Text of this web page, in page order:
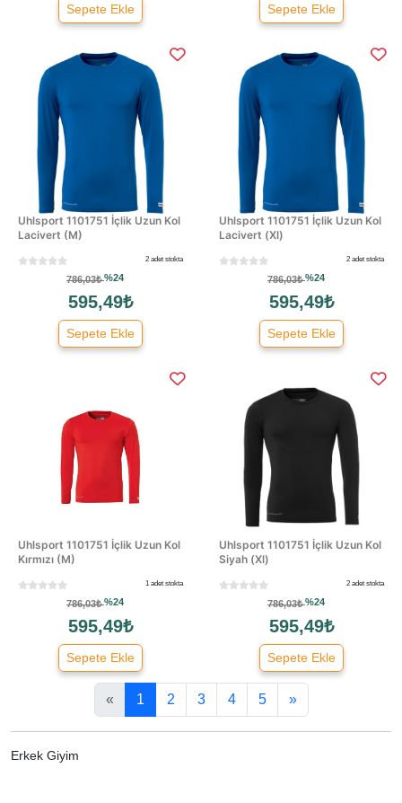
Sepete Ekle Sepete Ekle
Uhlsport 1101751 İçlik Uzun Kol
Lacivert (M)
2 adet stokta
786,03₺%24
595,49₺
Sepete Ekle
Uhlsport 1101751 İçlik Uzun Kol
Lacivert (Xl)
2 adet stokta
786,03₺%24
595,49₺
Sepete Ekle
Uhlsport 1101751 İçlik Uzun Kol
Kırmızı (M)
1 adet stokta
786,03₺%24
595,49₺
Sepete Ekle
Uhlsport 1101751 İçlik Uzun Kol
Siyah (Xl)
2 adet stokta
786,03₺%24
595,49₺
Sepete Ekle
« 1 2 3 4 5 »
Erkek Giyim